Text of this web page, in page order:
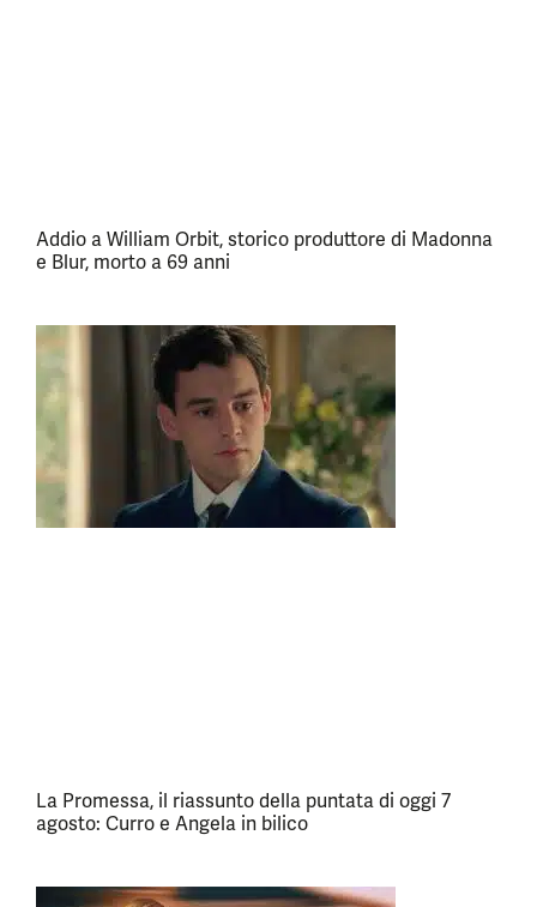
Addio a William Orbit, storico produttore di Madonna
e Blur, morto a 69 anni
La Promessa, il riassunto della puntata di oggi 7
agosto: Curro e Angela in bilico